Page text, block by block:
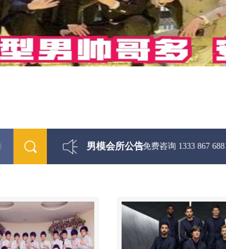
男模会所公告
最新男模娱乐资讯免费咨询 1333 867 6881微信同步